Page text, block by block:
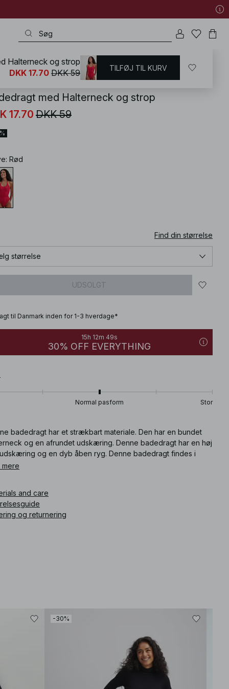
/ Badetøj / Badedragter
med Halterneck og strop
17.70 DKK 59
: Rød
Find din størrelse
størrelse
UDSOLGT
til Danmark inden for 1-3 hverdage*
15h 12m 48s
30% OFF EVERYTHING
Normal pasform Stor
badedragt har et strækbart materiale. Den har en bundet
og en afrundet udskæring. Denne badedragt har en høj
og en dyb åben ryg. Denne badedragt findes i
and care
og returnering
-30%
Halterneck og strop
DKK 17.70 DKK 59 TILFØJ TIL KURV